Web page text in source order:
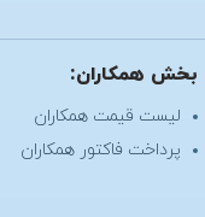
بخش همکاران:
لیست قیمت همکاران
پرداخت فاکتور همکاران